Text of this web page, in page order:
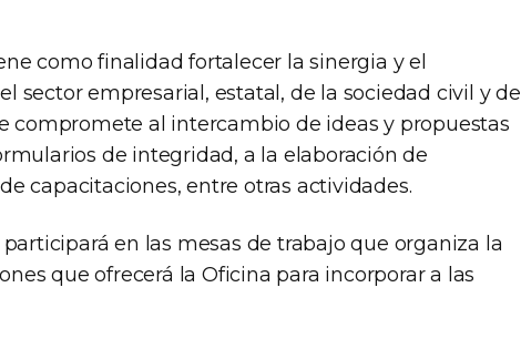
como finalidad fortalecer la sinergia y el
sector empresarial, estatal, de la sociedad civil y del
compromete al intercambio de ideas y propuestas
de integridad, a la elaboración de
capacitaciones, entre otras actividades.
participará en las mesas de trabajo que organiza la
que ofrecerá la Oficina para incorporar a las